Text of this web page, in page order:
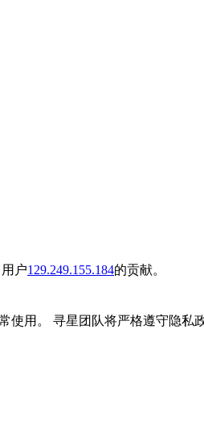
户129.249.155.184的贡献。
使用。 寻星团队将严格遵守隐私